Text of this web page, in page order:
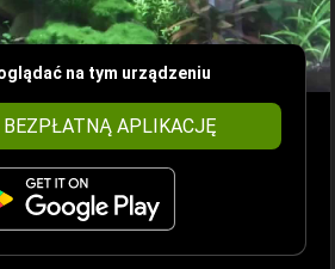
na tym urządzeniu
BEZPŁATNĄ APLIKACJĘ